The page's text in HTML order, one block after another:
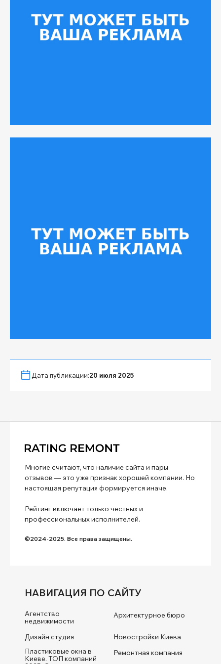
Дата публикации:20 июля 2025
Многие считают, что наличие сайта и пары
отзывов — это уже признак хорошей компании. Но
настоящая репутация формируется иначе.
Рейтинг включает только честных и
профессиональных исполнителей.
©2024-2025. Все права защищены.
НАВИГАЦИЯ ПО САЙТУ
Агентство
недвижимости
Архитектурное бюро
Дизайн студия
Новостройки Киева
Пластиковые окна в
Киеве. ТОП компаний
Ремонтная компания